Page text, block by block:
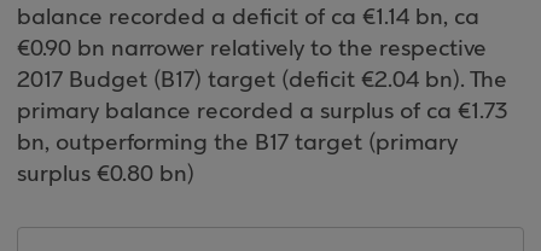
balance recorded a deficit of ca €1.14 bn, ca
€0.90 bn narrower relatively to the respective
2017 Budget (B17) target (deficit €2.04 bn). The
primary balance recorded a surplus of ca €1.73
bn, outperforming the B17 target (primary
surplus €0.80 bn)